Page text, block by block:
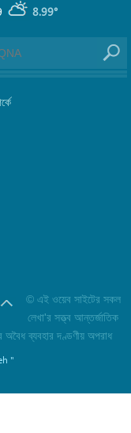
8.99°
© এই ওয়েব সাইটের সকল
লেখা'র সত্ত্ব আন্তর্জাতিক
অবৈধ ব্যবহার দণ্ডণীয় অপরাধ
"